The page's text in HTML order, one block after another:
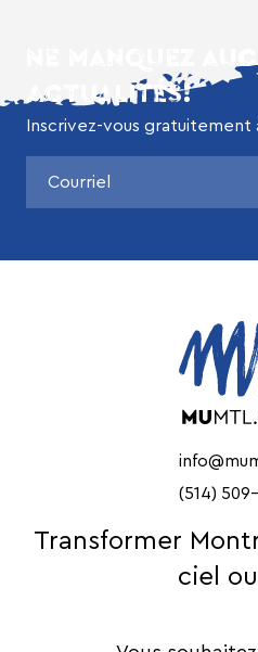
NE MANQUEZ
ACTUALITÉS!
Inscrivez-vous gratuitement
(514)
Transformer
ciel